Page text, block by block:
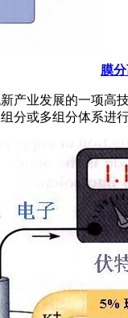
膜
产业发展的一项高
分或多组分体系进